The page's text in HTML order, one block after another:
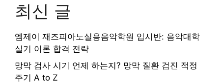
최신 글
엠제이 재즈피아노실용음악학원 입시반: 음악대학
실기 이론 합격 전략
망막 검사 시기 언제 하는지? 망막 질환 검진 적정
주기 A to Z